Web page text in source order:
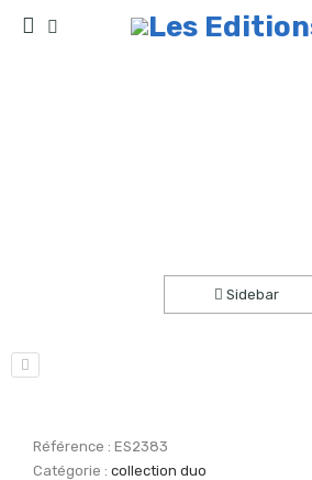
Sidebar
Référence :ES2383
Catégorie :collection duo